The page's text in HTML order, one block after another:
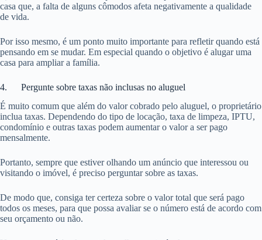
casa que, a falta de alguns cômodos afeta negativamente a qualidade
de vida.
Por isso mesmo, é um ponto muito importante para refletir quando está
pensando em se mudar. Em especial quando o objetivo é alugar uma
casa para ampliar a família.
4. Pergunte sobre taxas não inclusas no aluguel
É muito comum que além do valor cobrado pelo aluguel, o proprietário
inclua taxas. Dependendo do tipo de locação, taxa de limpeza, IPTU,
condomínio e outras taxas podem aumentar o valor a ser pago
mensalmente.
Portanto, sempre que estiver olhando um anúncio que interessou ou
visitando o imóvel, é preciso perguntar sobre as taxas.
De modo que, consiga ter certeza sobre o valor total que será pago
todos os meses, para que possa avaliar se o número está de acordo com
seu orçamento ou não.